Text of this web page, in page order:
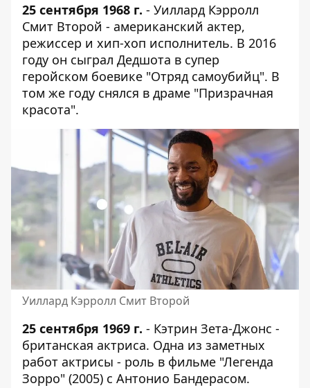
25 сентября 1968 г. - Уиллард Кэрролл
Смит Второй - американский актер,
режиссер и хип-хоп исполнитель. В 2016
году он сыграл Дедшота в супер
геройском боевике "Отряд самоубийц". В
том же году снялся в драме "Призрачная
красота".
Уиллард Кэрролл Смит Второй
25 сентября 1969 г. - Кэтрин Зета-Джонс -
британская актриса. Одна из заметных
работ актрисы - роль в фильме "Легенда
Зорро" (2005) с Антонио Бандерасом.